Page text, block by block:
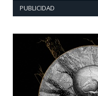
PUBLICIDAD